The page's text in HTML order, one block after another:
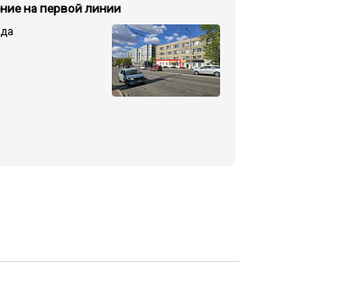
на первой линии